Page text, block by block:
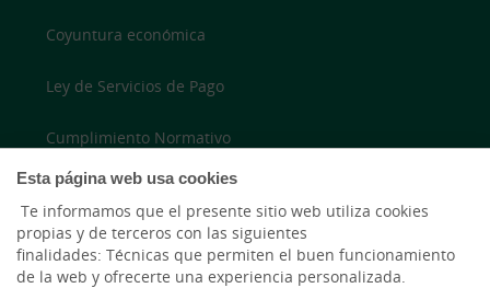
Esta página web usa cookies
Te informamos que el presente sitio web utiliza cookies
propias y de terceros con las siguientes
finalidades: Técnicas que permiten el buen funcionamiento
de la web y ofrecerte una experiencia personalizada.
Coyuntura económica
Ley de Servicios de Pago
Cumplimiento Normativo
Accesibilidad
LinkedIn